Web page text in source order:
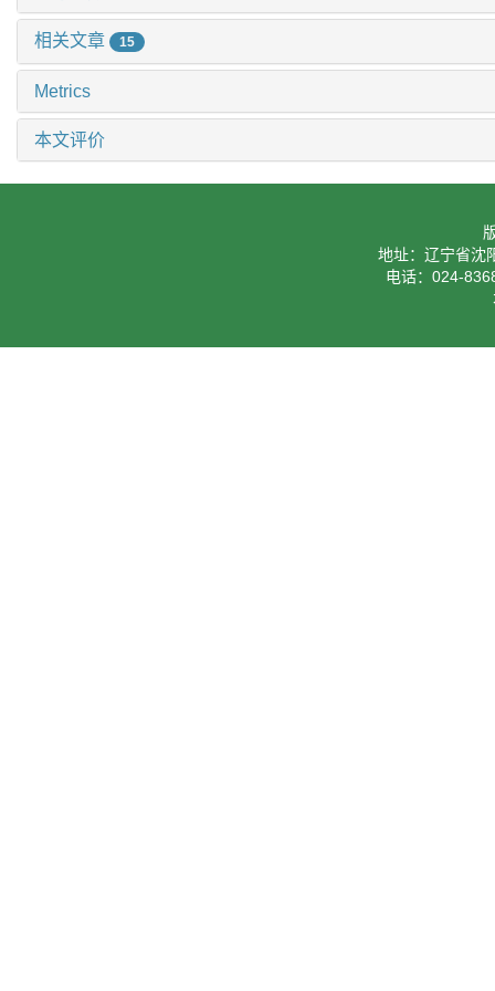
相关文章 15
Metrics
本文评价
地址：辽宁省沈
电话：024-